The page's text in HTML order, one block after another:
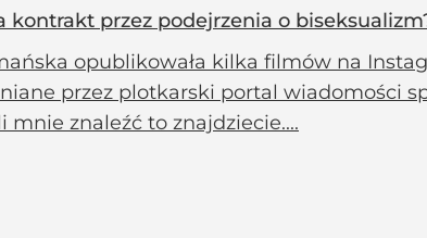
kontrakt przez podejrzenia o
opublikowała kilka filmów na
przez plotkarski portal wiadomości
mnie znaleźć to znajdziecie....